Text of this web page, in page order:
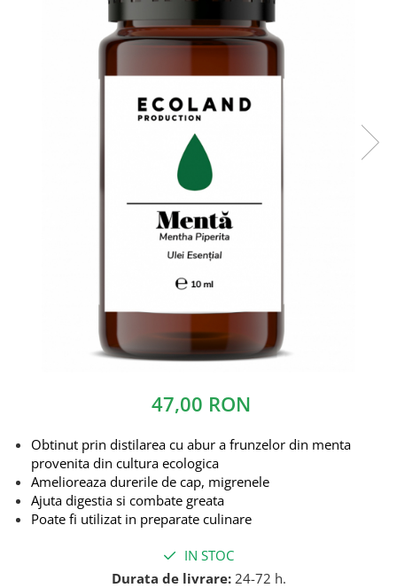
47,00 RON
Obtinut prin distilarea cu abur a frunzelor din menta
provenita din cultura ecologica
Amelioreaza durerile de cap, migrenele
Ajuta digestia si combate greata
Poate fi utilizat in preparate culinare
IN STOC
Durata de livrare:24-72 h.